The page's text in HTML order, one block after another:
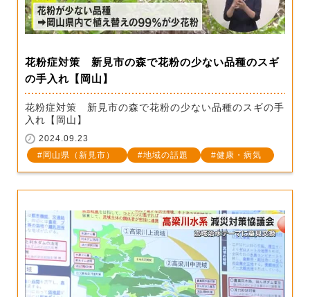
花粉症対策 新見市の森で花粉の少ない品種のスギ
の手入れ【岡山】
花粉症対策 新見市の森で花粉の少ない品種のスギの手
入れ【岡山】
2024.09.23
岡山県（新見市）
地域の話題 健康・病気